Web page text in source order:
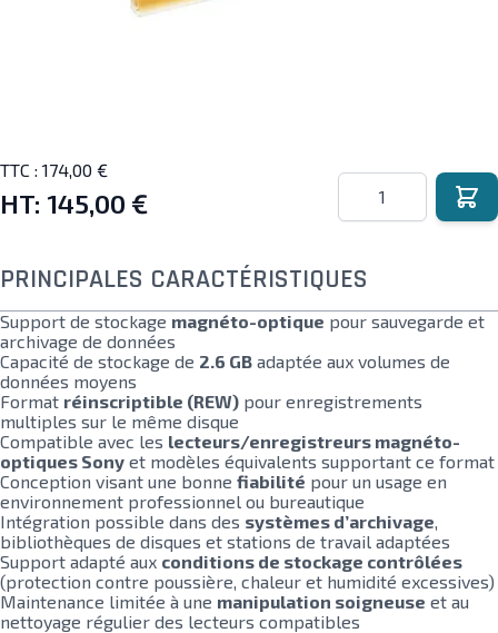
TTC : 174,00 €
HT: 145,00 €
Quantité
PRINCIPALES CARACTÉRISTIQUES
Support de stockage magnéto-optique pour sauvegarde et
archivage de données
Capacité de stockage de 2.6 GB adaptée aux volumes de
données moyens
Format réinscriptible (REW) pour enregistrements
multiples sur le même disque
Compatible avec les lecteurs/enregistreurs magnéto-
optiques Sony et modèles équivalents supportant ce format
Conception visant une bonne fiabilité pour un usage en
environnement professionnel ou bureautique
Intégration possible dans des systèmes d’archivage,
bibliothèques de disques et stations de travail adaptées
Support adapté aux conditions de stockage contrôlées
(protection contre poussière, chaleur et humidité excessives)
Maintenance limitée à une manipulation soigneuse et au
nettoyage régulier des lecteurs compatibles